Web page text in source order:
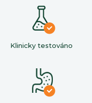
Klinicky testováno